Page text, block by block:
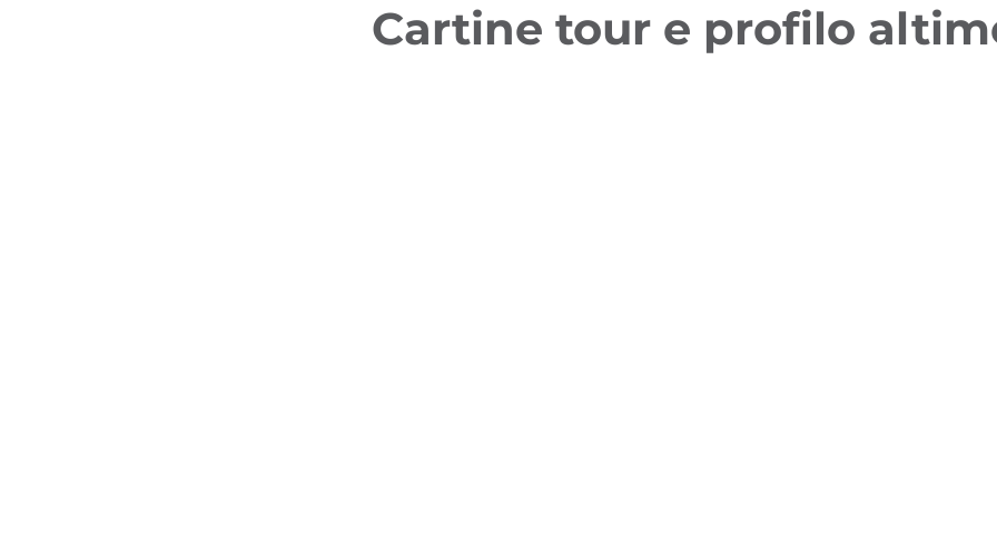
Cartine tour e profilo